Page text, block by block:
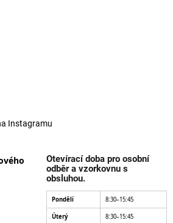
Instagramu
Otevírací doba pro osobní
odběr a vzorkovnu s
obsluhou.
Pondělí 8:30–15:45
Úterý 8:30–15:45